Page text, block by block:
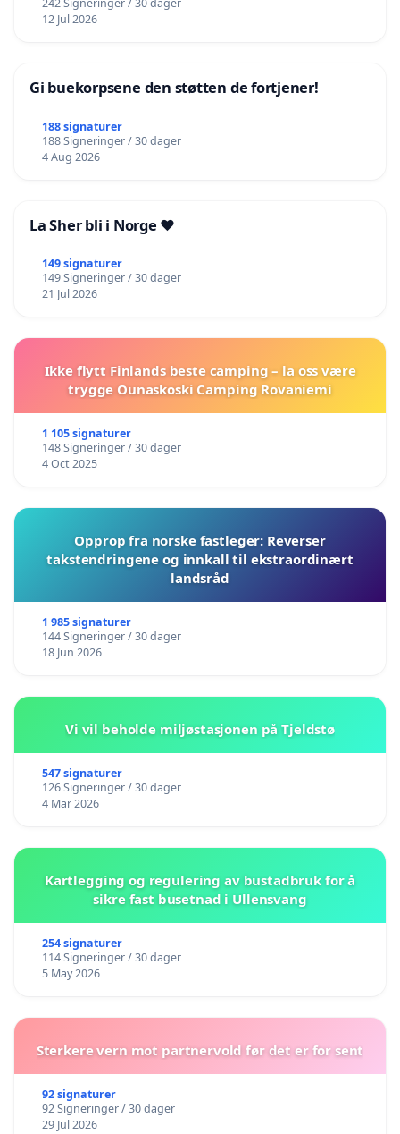
12 Jul 2026
Gi buekorpsene den støtten de fortjener!
188 signaturer
188 Signeringer / 30 dager
4 Aug 2026
La Sher bli i Norge ❤️
149 signaturer
149 Signeringer / 30 dager
21 Jul 2026
Ikke flytt Finlands beste camping – la oss være
trygge Ounaskoski Camping Rovaniemi
1 105 signaturer
148 Signeringer / 30 dager
4 Oct 2025
Opprop fra norske fastleger: Reverser
takstendringene og innkall til ekstraordinært
landsråd
1 985 signaturer
144 Signeringer / 30 dager
18 Jun 2026
Vi vil beholde miljøstasjonen på Tjeldstø
547 signaturer
126 Signeringer / 30 dager
4 Mar 2026
Kartlegging og regulering av bustadbruk for å
sikre fast busetnad i Ullensvang
254 signaturer
114 Signeringer / 30 dager
5 May 2026
Sterkere vern mot partnervold før det er for sent
92 signaturer
92 Signeringer / 30 dager
29 Jul 2026